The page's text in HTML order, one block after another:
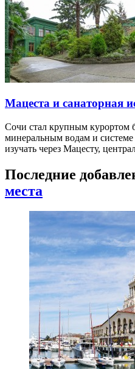
Мацеста и санаторная
Сочи стал крупным курортом
минеральным водам и
изучать через Мацесту,
Последние
места